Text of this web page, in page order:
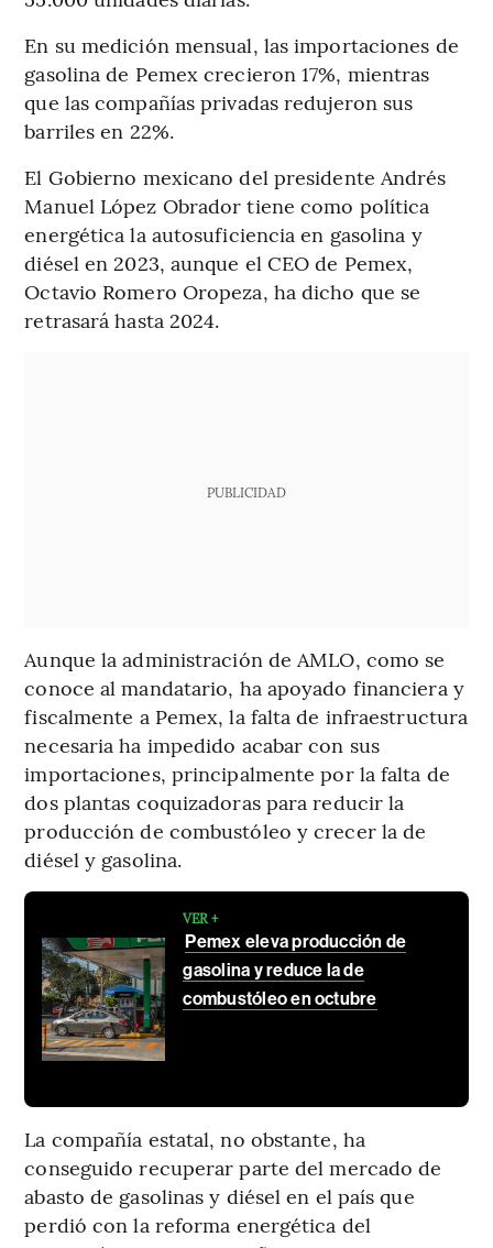
En su medición mensual, las importaciones de
gasolina de Pemex crecieron 17%, mientras
que las compañías privadas redujeron sus
barriles en 22%.
El Gobierno mexicano del presidente Andrés
Manuel López Obrador tiene como política
energética la autosuficiencia en gasolina y
diésel en 2023, aunque el CEO de Pemex,
Octavio Romero Oropeza, ha dicho que se
retrasará hasta 2024.
PUBLICIDAD
Aunque la administración de AMLO, como se
conoce al mandatario, ha apoyado financiera y
fiscalmente a Pemex, la falta de infraestructura
necesaria ha impedido acabar con sus
importaciones, principalmente por la falta de
dos plantas coquizadoras para reducir la
producción de combustóleo y crecer la de
diésel y gasolina.
VER +
Pemex eleva producción de
gasolina y reduce la de
combustóleo en octubre
La compañía estatal, no obstante, ha
conseguido recuperar parte del mercado de
abasto de gasolinas y diésel en el país que
perdió con la reforma energética del